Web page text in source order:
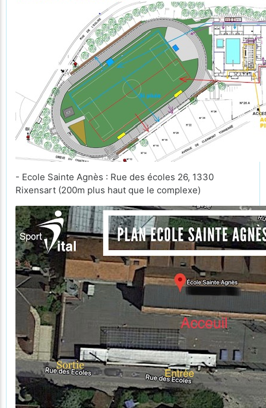
- Ecole Sainte Agnès : Rue des écoles 26, 1330
Rixensart (200m plus haut que le complexe)